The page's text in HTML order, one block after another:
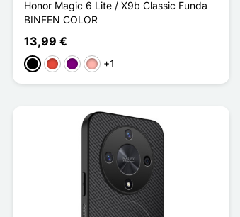
Honor Magic 6 Lite / X9b Classic Funda
BINFEN COLOR
13,99 €
NegroRojoPúrpuraOro rosa
+1